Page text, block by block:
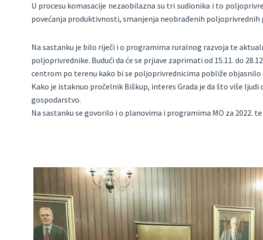
U procesu komasacije nezaobilazna su tri sudionika i to
povećanja produktivnosti, smanjenja neobrađenih poljoprivrednih
Na sastanku je bilo riječi i o programima ruralnog razvoja te
poljoprivrednike. Budući da će se prjiave zaprimati od 15.11. do
centrom po terenu kako bi se poljoprivrednicima pobliže objasnilo
Kako je istaknuo pročelnik Biškup, interes Grada je da što više
gospodarstvo.
Na sastanku se govorilo i o planovima i programima MO za 2022.